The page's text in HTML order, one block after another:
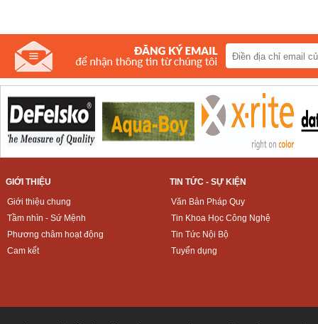
GIỚI THIỆU
Giới thiệu chung
Tầm nhìn - Sứ Mệnh
Phương châm hoạt động
Cam kết
TIN TỨC - SỰ KIỆN
Văn Bản Pháp Quy
Tin Khoa Học Công Nghệ
Tin Tức Nội Bộ
Tuyển dụng